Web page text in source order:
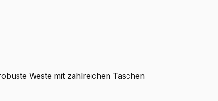
Weste mit zahlreichen Taschen